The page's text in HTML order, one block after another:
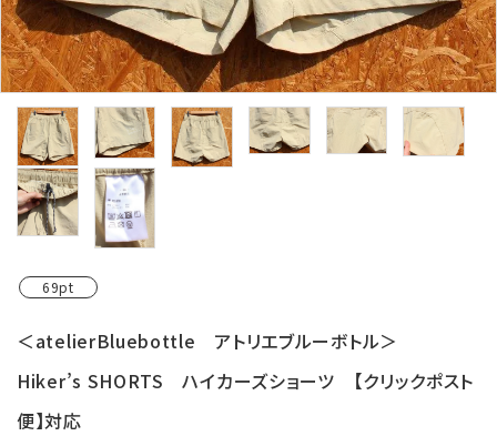
店舗情報
POLICY
INFORMATION
ACCOUNT MENU
ようこそ ゲスト 様
meeting_room ログイン
69pt
＜atelierBluebottle アトリエブルーボトル＞
Hiker’s SHORTS ハイカーズショーツ 【クリックポスト
便】対応